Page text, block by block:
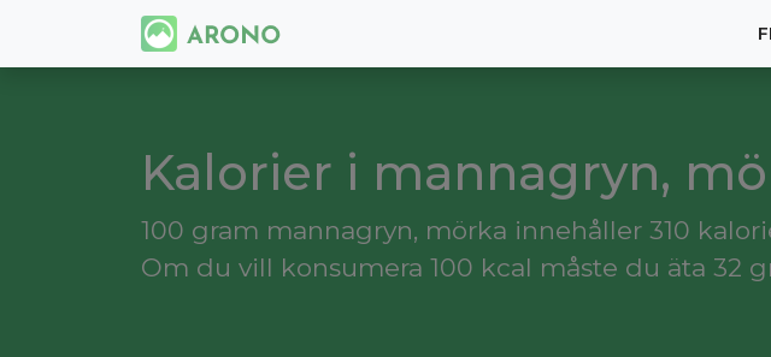
Kalorier i mannagryn,
100 gram mannagryn, mörka innehåller 310
Om du vill konsumera 100 kcal måste du äta 32